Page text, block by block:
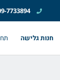
7733894
חנות גלישה